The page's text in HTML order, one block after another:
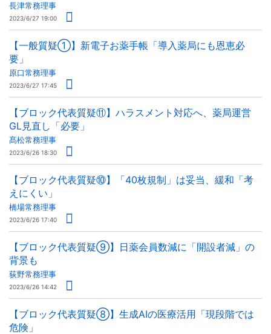
長津常務理事
2023/6/27 19:00
【一般質疑①】新電子お薬手帳「導入薬局にも恩恵必
要」
原口常務理事
2023/6/27 17:45
【ブロック代表質疑⑪】ハラスメント対応へ、薬局運営
GL見直し「必要」
髙松常務理事
2023/6/26 18:30
【ブロック代表質疑⑩】「40枚規制」は妥当、緩和「考
えにくい」
橋場常務理事
2023/6/26 17:40
【ブロック代表質疑⑨】日薬会員数減に「開設者減」の
背景も
荻野常務理事
2023/6/26 14:42
【ブロック代表質疑⑧】生成AIの医療活用「現段階では
危険」